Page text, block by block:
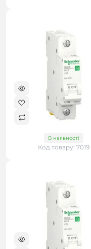
В наявності
Код товару: 7019